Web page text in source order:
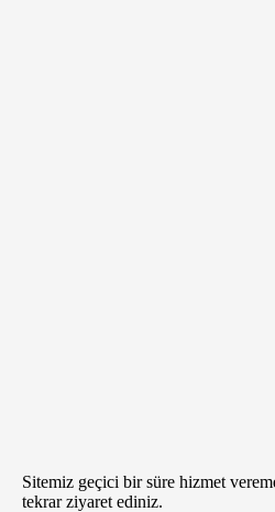
Sitemiz geçici bir süre hizmet
tekrar ziyaret ediniz.